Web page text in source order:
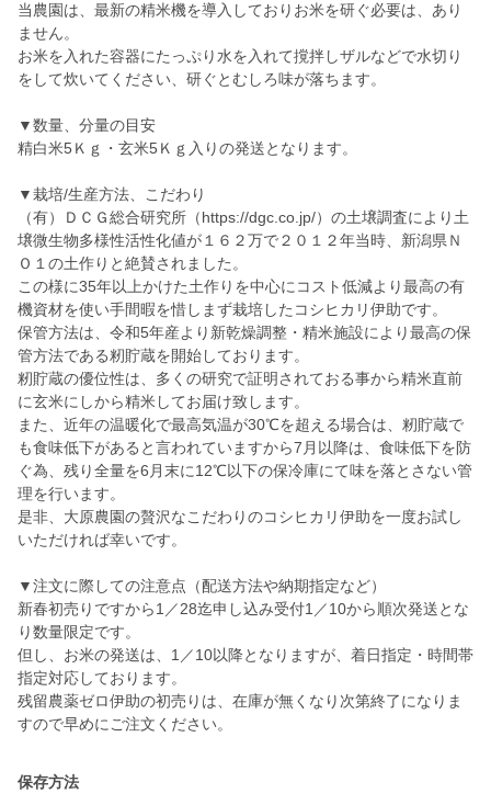
当農園は、最新の精米機を導入しておりお米を研ぐ必要は、あり
ません。
お米を入れた容器にたっぷり水を入れて撹拌しザルなどで水切り
をして炊いてください、研ぐとむしろ味が落ちます。
▼数量、分量の目安
精白米5Ｋｇ・玄米5Ｋｇ入りの発送となります。
▼栽培/生産方法、こだわり
（有）ＤＣＧ総合研究所（https://dgc.co.jp/）の土壌調査により土
壌微生物多様性活性化値が１６２万で２０１２年当時、新潟県Ｎ
Ｏ１の土作りと絶賛されました。
この様に35年以上かけた土作りを中心にコスト低減より最高の有
機資材を使い手間暇を惜しまず栽培したコシヒカリ伊助です。
保管方法は、令和5年産より新乾燥調整・精米施設により最高の保
管方法である籾貯蔵を開始しております。
籾貯蔵の優位性は、多くの研究で証明されておる事から精米直前
に玄米にしから精米してお届け致します。
また、近年の温暖化で最高気温が30℃を超える場合は、籾貯蔵で
も食味低下があると言われていますから7月以降は、食味低下を防
ぐ為、残り全量を6月末に12℃以下の保冷庫にて味を落とさない管
理を行います。
是非、大原農園の贅沢なこだわりのコシヒカリ伊助を一度お試し
いただければ幸いです。
▼注文に際しての注意点（配送方法や納期指定など）
新春初売りですから1／28迄申し込み受付1／10から順次発送とな
り数量限定です。
但し、お米の発送は、1／10以降となりますが、着日指定・時間帯
指定対応しております。
残留農薬ゼロ伊助の初売りは、在庫が無くなり次第終了になりま
保存方法